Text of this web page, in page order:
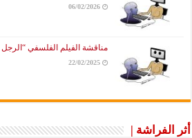
06/02/2026
مناقشة الفيلم الفلسفي
22/02/2025
أثر الفراشة |